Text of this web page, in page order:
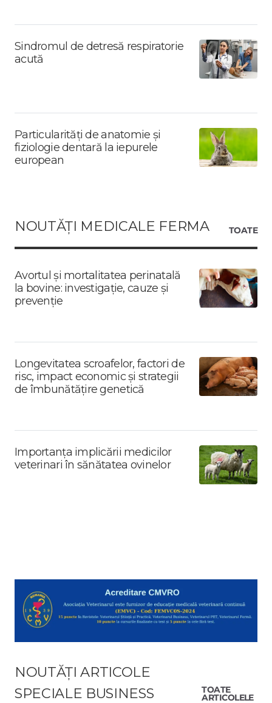
Sindromul de detresă respiratorie
acută
Particularități de anatomie și
fiziologie dentară la iepurele
european
NOUTĂȚI MEDICALE FERMA TOATE
Avortul și mortalitatea perinatală
la bovine: investigație, cauze și
prevenție
Longevitatea scroafelor, factori de
risc, impact economic și strategii
de îmbunătățire genetică
Importanța implicării medicilor
veterinari în sănătatea ovinelor
NOUTĂȚI ARTICOLE
SPECIALE BUSINESS
TOATE
ARTICOLELE